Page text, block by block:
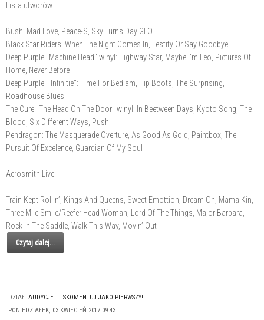
Lista utworów:
Bush: Mad Love, Peace-S, Sky Turns Day GLO
Black Star Riders: When The Night Comes In, Testify Or Say Goodbye
Deep Purple "Machine Head" winyl: Highway Star, Maybe I'm Leo, Pictures Of
Home, Never Before
Deep Purple " Infinitie": Time For Bedlam, Hip Boots, The Surprising,
Roadhouse Blues
The Cure "The Head On The Door" winyl: In Beetween Days, Kyoto Song, The
Blood, Six Different Ways, Push
Pendragon: The Masquerade Overture, As Good As Gold, Paintbox, The
Pursuit Of Excelence, Guardian Of My Soul
Aerosmith Live:
Train Kept Rollin’, Kings And Queens, Sweet Emottion, Dream On, Mama Kin,
Three Mile Smile/Reefer Head Woman, Lord Of The Things, Major Barbara,
Rock In The Saddle, Walk This Way, Movin’ Out
Czytaj dalej...
DZIAŁ: AUDYCJE
SKOMENTUJ JAKO PIERWSZY!
PONIEDZIAŁEK, 03 KWIECIEŃ 2017 09:43